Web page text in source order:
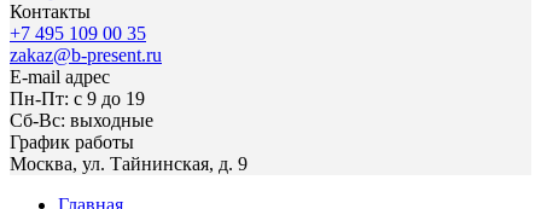
Контакты
+7 495 109 00 35
zakaz@b-present.ru
E-mail адрес
Пн-Пт: с 9 до 19
Сб-Вс: выходные
График работы
Москва, ул. Тайнинская, д. 9
Главная